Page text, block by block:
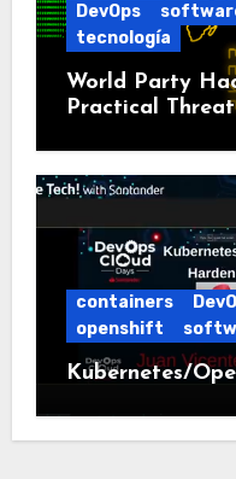
DevOps
tecnología
World Party
Practical
containers
openshift
Kubernetes/